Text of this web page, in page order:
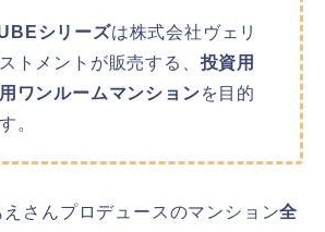
シリーズは株式会社ヴェリ
トメントが販売する、 投資用
ワンルームマンションを目的
。
さんプロデュースのマンション全